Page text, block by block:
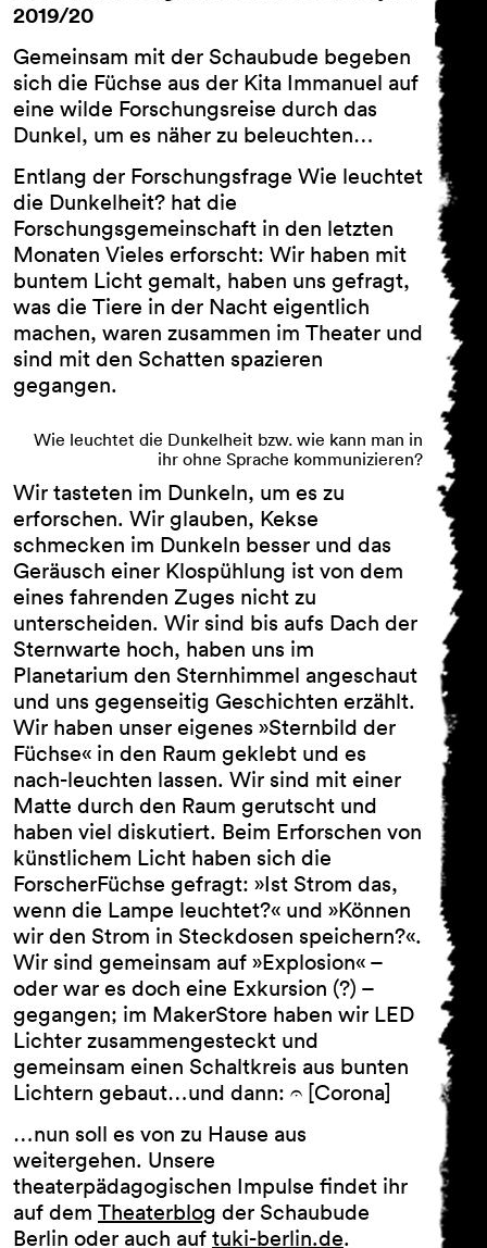
Vorname …
Nachname …
E-Mail Adresse …
Programm
Theaterpädagogik
Die Newsletter der Schaubude Berlin werden einmal
im Monat versandt und informieren Sie über das
Programm bzw. die theaterpädagogischen Angebote
des Hauses.
Erhalt des Newsletters jederzeit widerrufen können.
Alle weiteren Informationen finden Sie in unserer
Datenschutzerklärung, deren Inhalten sie mit einer
Anmeldung zum Newsletter zustimmen.
Hiermit bestätige ich das Laden von reCAPTCHA. Es
gelten die Google-Datenschutzbestimmungen
Nutzungsbedingungen.
reCAPTCHA laden
Anmelden
AGB
Impressum
Datenschutz
2019/20
Gemeinsam mit der Schaubude begeben
sich die Füchse aus der Kita Immanuel auf
eine wilde Forschungsreise durch das
Dunkel, um es näher zu beleuchten…
Entlang der Forschungsfrage Wie leuchtet
die Dunkelheit? hat die
Forschungsgemeinschaft in den letzten
Monaten Vieles erforscht: Wir haben mit
buntem Licht gemalt, haben uns gefragt,
was die Tiere in der Nacht eigentlich
machen, waren zusammen im Theater und
sind mit den Schatten spazieren
gegangen.
Wie leuchtet die Dunkelheit bzw. wie kann man in
ihr ohne Sprache kommunizieren?
Wir tasteten im Dunkeln, um es zu
erforschen. Wir glauben, Kekse
schmecken im Dunkeln besser und das
Geräusch einer Klospühlung ist von dem
eines fahrenden Zuges nicht zu
unterscheiden. Wir sind bis aufs Dach der
Sternwarte hoch, haben uns im
Planetarium den Sternhimmel angeschaut
und uns gegenseitig Geschichten erzählt.
Wir haben unser eigenes »Sternbild der
Füchse« in den Raum geklebt und es
nach-leuchten lassen. Wir sind mit einer
Matte durch den Raum gerutscht und
haben viel diskutiert. Beim Erforschen von
künstlichem Licht haben sich die
ForscherFüchse gefragt: »Ist Strom das,
wenn die Lampe leuchtet?« und »Können
wir den Strom in Steckdosen speichern?«.
Wir sind gemeinsam auf »Explosion« –
oder war es doch eine Exkursion (?) –
gegangen; im MakerStore haben wir LED
Lichter zusammengesteckt und
gemeinsam einen Schaltkreis aus bunten
Lichtern gebaut…und dann: 𝄐 [Corona]
…nun soll es von zu Hause aus
weitergehen. Unsere
theaterpädagogischen Impulse findet ihr
auf dem Theaterblog der Schaubude
Berlin oder auch auf tuki-berlin.de.